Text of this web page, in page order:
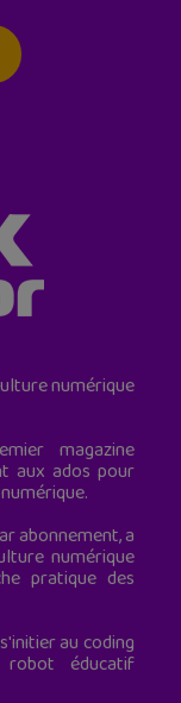
numérique
magazine
aux ados pour
abonnement, a
numérique
pratique des
au coding
éducatif